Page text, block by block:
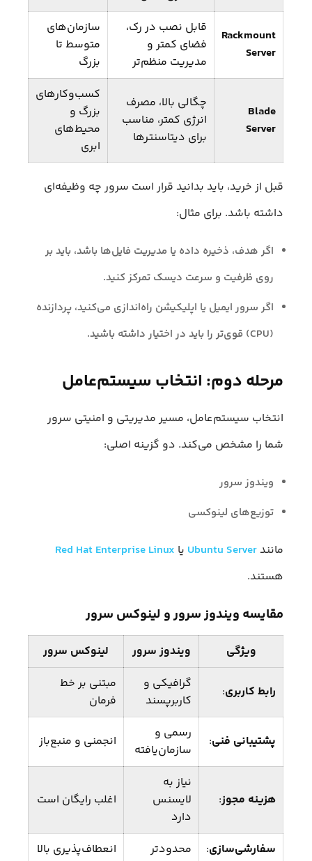
Rackmount
Server
قابل نصب در رک،
فضای کمتر و
مدیریت منظم‌تر
سازمان‌های
متوسط تا
بزرگ
Blade
Server
چگالی بالا، مصرف
انرژی کمتر، مناسب
برای دیتاسنترها
کسب‌وکارهای
بزرگ و
محیط‌های
ابری
قبل از خرید، باید بدانید قرار است سرور چه وظیفه‌ای
داشته باشد. برای مثال:
اگر هدف، ذخیره داده یا مدیریت فایل‌ها باشد، باید بر
روی ظرفیت و سرعت دیسک تمرکز کنید.
اگر سرور ایمیل یا اپلیکیشن راه‌اندازی می‌کنید، پردازنده
(CPU) قوی‌تر را باید در اختیار داشته باشید.
مرحله دوم: انتخاب سیستم‌عامل
انتخاب سیستم‌عامل، مسیر مدیریتی و امنیتی سرور
شما را مشخص می‌کند. دو گزینه‌ اصلی:
ویندوز سرور
توزیع‌های لینوکسی
مانند Ubuntu Server یا Red Hat Enterprise Linux
هستند.
مقایسه ویندوز سرور و لینوکس سرور
ویژگی ویندوز سرور لینوکس سرور
رابط کاربری:
گرافیکی و
کاربرپسند
مبتنی بر خط
فرمان
پشتیبانی فنی:
رسمی و
سازمان‌یافته
انجمنی و منبع‌باز
هزینه مجوز:
نیاز به
لایسنس
دارد
اغلب رایگان است
سفارشی‌سازی: محدودتر انعطاف‌پذیری بالا